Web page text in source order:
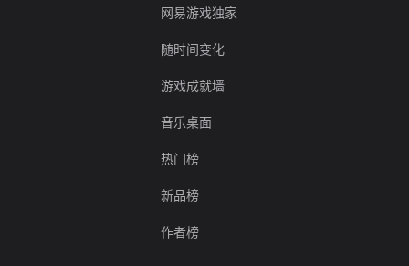
网易游戏独家
随时间变化
游戏成就墙
音乐桌面
热门榜
新品榜
作者榜